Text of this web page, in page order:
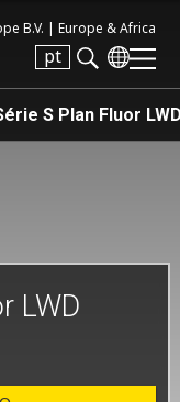
B.V. | Europe & Africa
pt
S Plan Fluor
LWD